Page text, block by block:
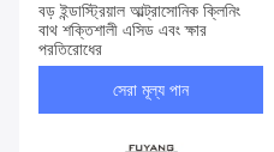
বড় ইন্ডাস্ট্রিয়াল আল্ট্রাসোনিক ক্লিনিং
বাথ শক্তিশালী এসিড এবং ক্ষার
প্রতিরোধের
সেরা মূল্য পান